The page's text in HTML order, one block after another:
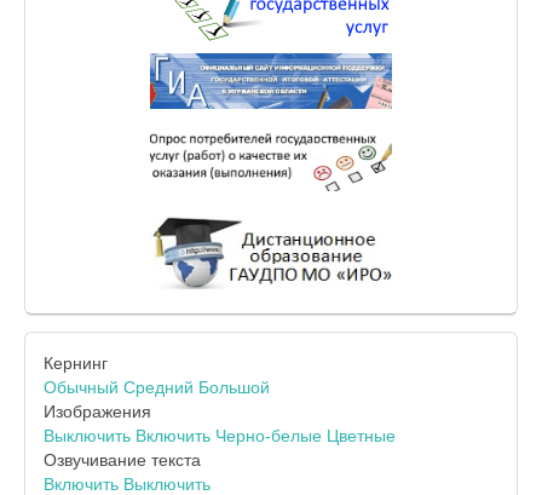
Кернинг
Обычный Средний Большой
Изображения
Выключить Включить Черно-белые Цветные
Озвучивание текста
Включить Выключить